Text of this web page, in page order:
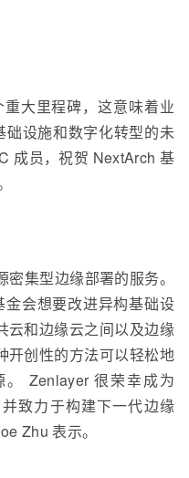
大里程碑，这意味着业
础设施和数字化转型的未
成员，祝贺 NextArch 基
集型边缘部署的服务。
会想要改进异构基础设
云和边缘云之间以及边缘
开创性的方法可以轻松地
Zenlayer 很荣幸成为
致力于构建下一代边缘
Zhu 表示。